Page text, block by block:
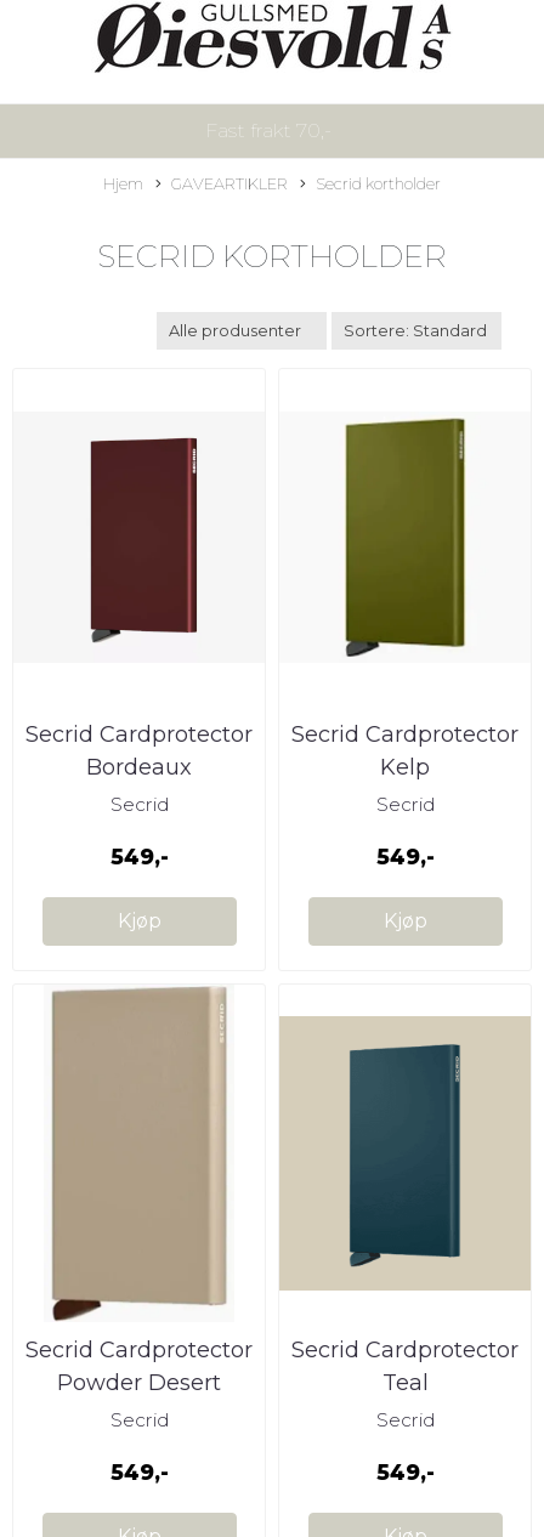
Fast frakt 70,-
Hjem GAVEARTIKLER Secrid kortholder
SECRID KORTHOLDER
Secrid Cardprotector
Bordeaux
Secrid
549,-
Kjøp
Secrid Cardprotector
Kelp
Secrid
549,-
Kjøp
Secrid Cardprotector
Powder Desert
Secrid
549,-
Secrid Cardprotector
Teal
Secrid
549,-